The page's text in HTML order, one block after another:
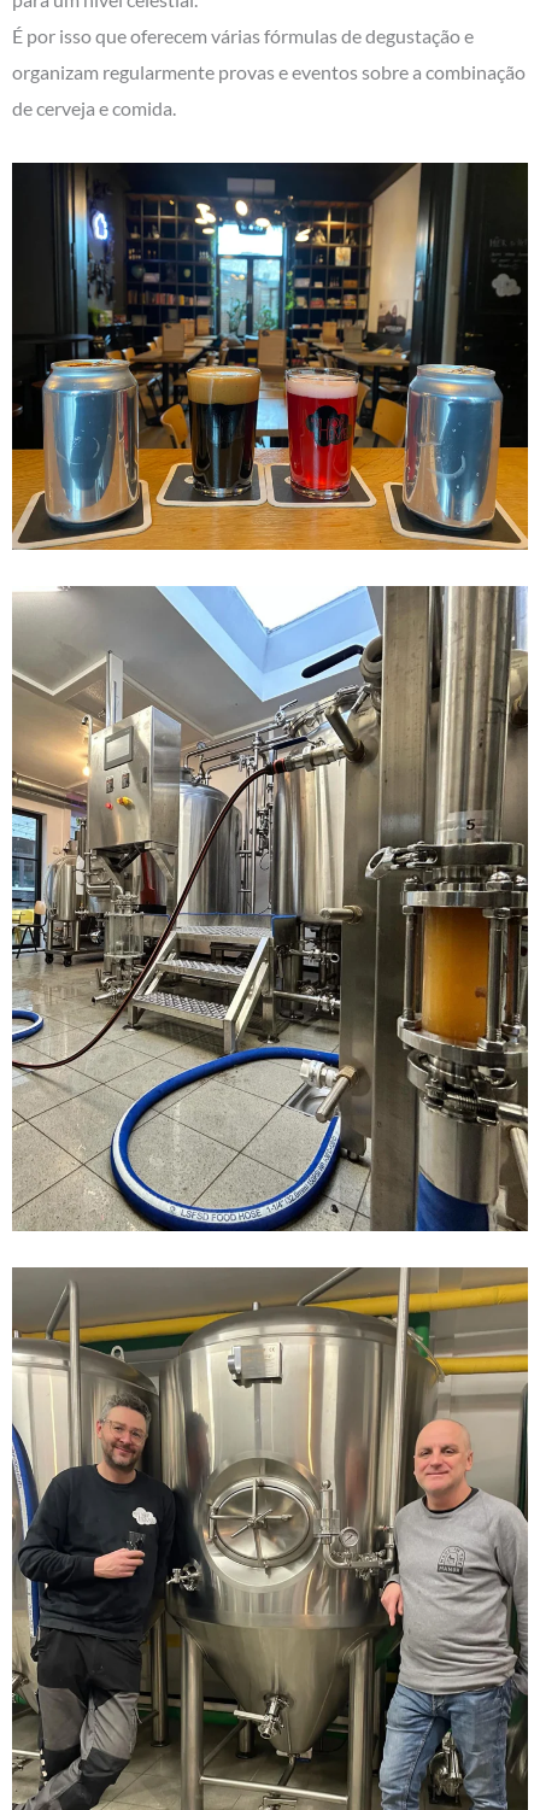
É por isso que oferecem várias fórmulas de degustação e
organizam regularmente provas e eventos sobre a combinação
de cerveja e comida.